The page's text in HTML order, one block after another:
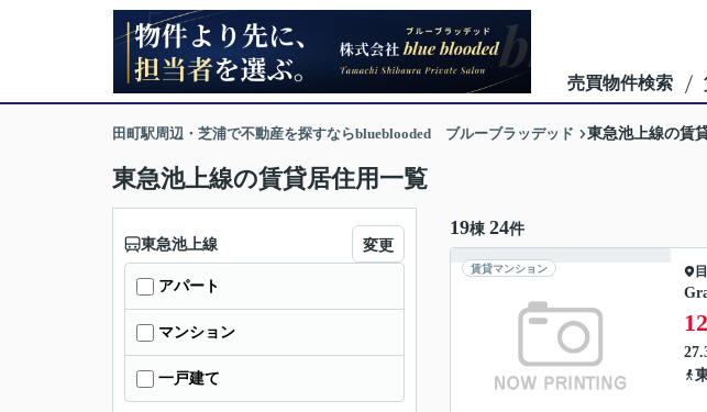
売買物件検索
田町駅周辺・芝浦で不動産を探すならblueblooded ブルーブラッデッド 東急池上線の賃
東急池上線の賃貸居住用一覧
19棟 24件
賃貸マンション
東急池上線 変更
アパート
マンション
一戸建て